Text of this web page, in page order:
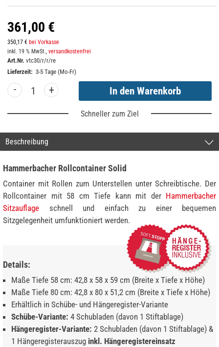
361,00 €
350,17 € bei Vorkasse
inkl. 19 % MwSt., versandkostenfrei
Art.Nr. vtc30/r/r/re
Lieferzeit: 3-5 Tage (Mo-Fr)
- +
Schneller zum Ziel
Beschreibung
Hammerbacher Rollcontainer Solid
Container mit Rollen zum Unterstellen unter Schreibtische. Der
Rollcontainer mit 58 cm Tiefe kann mit der Hammerbacher
Sitzauflage schnell und einfach zu einer bequemen
Sitzgelegenheit umfunktioniert werden.
Details:
Maße Tiefe 58 cm: 42,8 x 58 x 59 cm (Breite x Tiefe x Höhe)
Maße Tiefe 80 cm: 42,8 x 80 x 51,2 cm (Breite x Tiefe x Höhe)
Erhältlich in Schübe- und Hängeregister-Variante
Schübe-Variante: 4 Schubladen (davon 1 Stiftablage)
Hängeregister-Variante: 2 Schubladen (davon 1 Stiftablage) &
1 Hängeregisterauszug inkl. Hängeregistereinsatz